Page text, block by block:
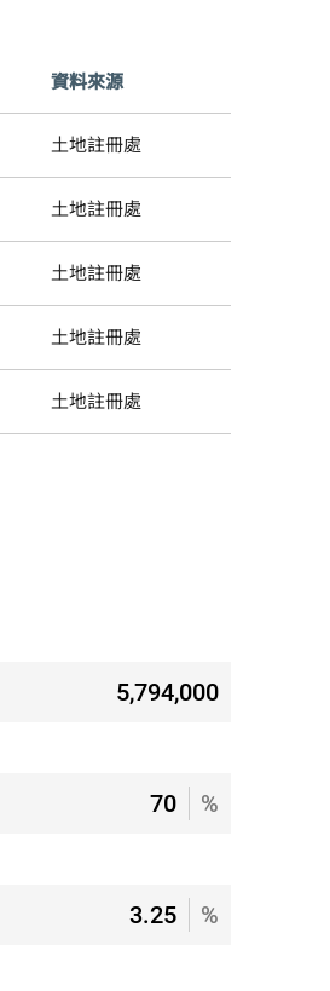
資料來源
土地註冊處
土地註冊處
土地註冊處
土地註冊處
土地註冊處
%
%